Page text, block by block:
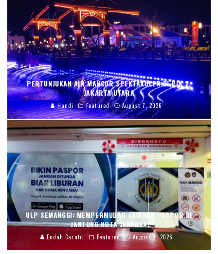
PERTUNJUKAN AIR MANCUR SPEKTAKULER DI PIK 2,
JAKARTA UTARA
Handi Featured August 7, 2026
ULP SEMANGGI: MEMPERMUDAH LAYANAN PASPOR DI
JANTUNG KOTA JAKARTA
Endah Caratri Featured August 7, 2026